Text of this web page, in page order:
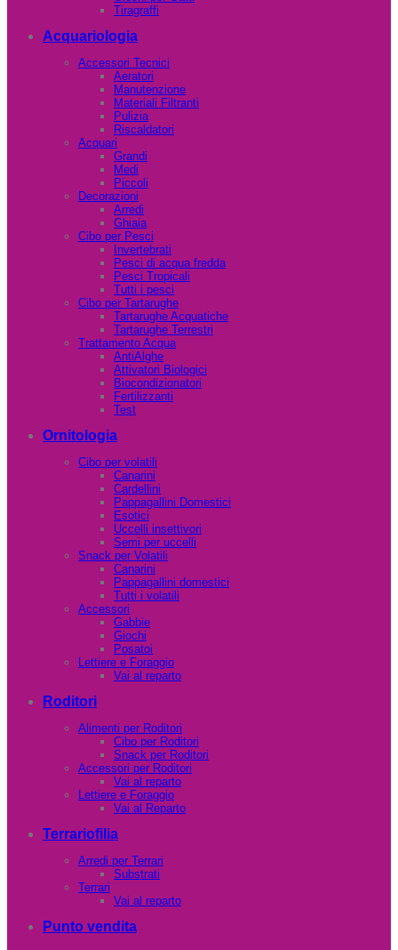
Tiragraffi
Acquariologia
Accessori Tecnici
Aeratori
Manutenzione
Materiali Filtranti
Pulizia
Riscaldatori
Acquari
Grandi
Medi
Piccoli
Decorazioni
Arredi
Ghiaia
Cibo per Pesci
Invertebrati
Pesci di acqua fredda
Pesci Tropicali
Tutti i pesci
Cibo per Tartarughe
Tartarughe Acquatiche
Tartarughe Terrestri
Trattamento Acqua
AntiAlghe
Attivatori Biologici
Biocondizionatori
Fertilizzanti
Test
Ornitologia
Cibo per volatili
Canarini
Cardellini
Pappagallini Domestici
Esotici
Uccelli insettivori
Semi per uccelli
Snack per Volatili
Canarini
Pappagallini domestici
Tutti i volatili
Accessori
Gabbie
Giochi
Posatoi
Lettiere e Foraggio
Vai al reparto
Roditori
Alimenti per Roditori
Cibo per Roditori
Snack per Roditori
Accessori per Roditori
Vai al reparto
Lettiere e Foraggio
Vai al Reparto
Terrariofilia
Arredi per Terrari
Substrati
Terrari
Vai al reparto
Punto vendita